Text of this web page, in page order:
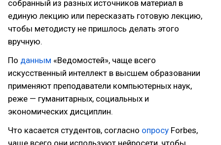
собранный из разных источников материал в
единую лекцию или пересказать готовую лекцию,
чтобы методисту не пришлось делать этого
вручную.
По данным «Ведомостей», чаще всего
искусственный интеллект в высшем образовании
применяют преподаватели компьютерных наук,
реже — гуманитарных, социальных и
экономических дисциплин.
Что касается студентов, согласно опросу Forbes,
чаще всего они используют нейросети, чтобы